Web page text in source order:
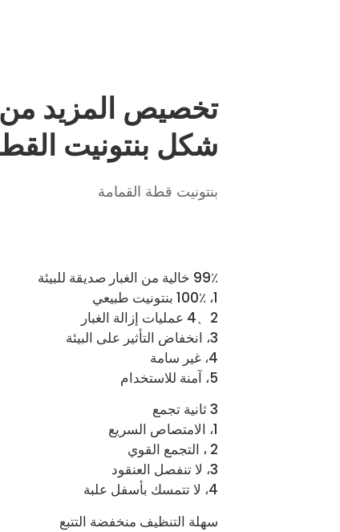
تخصيص المزيد من
شكل بنتونيت
بنتونيت قطة القمامة
99٪ خالية من الغبار صديقة للبيئة
1، 100٪ بنتونيت طبيعي
2、4 عمليات إزالة الغبار
3، انخفاض التأثير على البيئة
4، غير سامة
5، آمنة للاستخدام
3 ثانية تجمع
1، الامتصاص السريع
2 ، التجمع القوي
3، لا تنفصل العنقود
4، لا تتمسك بأسفل علبة
سهلة التنظيف منخفضة التتبع